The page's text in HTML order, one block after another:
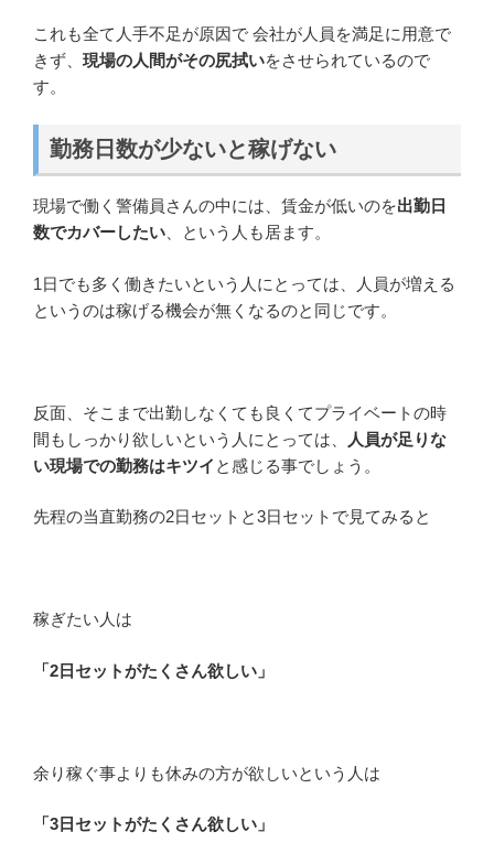
これも全て人手不足が原因で 会社が人員を満足に用意で
きず、 現場の人間がその尻拭いをさせられているので
す。
勤務日数が少ないと稼げない
現場で働く警備員さんの中には、賃金が低いのを出勤日
数でカバーしたい 、という人も居ます。
1日でも多く働きたいという人にとっては、人員が増える
というのは稼げる機会が無くなるのと同じです。
反面、そこまで出勤しなくても良くてプライベートの時
間もしっかり欲しいという人にとっては、
人員が足りな
い現場での勤務はキツイ と感じる事でしょう。
先程の当直勤務の2日セットと3日セットで見てみると
稼ぎたい人は
「2日セットがたくさん欲しい」
余り稼ぐ事よりも休みの方が欲しいという人は
「3日セットがたくさん欲しい」